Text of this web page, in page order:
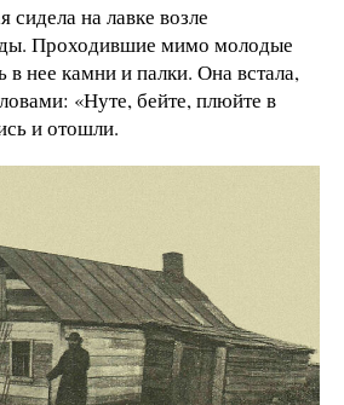
на лавке возле
Проходившие мимо молодые
в нее камни и палки. Она встала,
«Нуте, бейте, плюйте в
и отошли.